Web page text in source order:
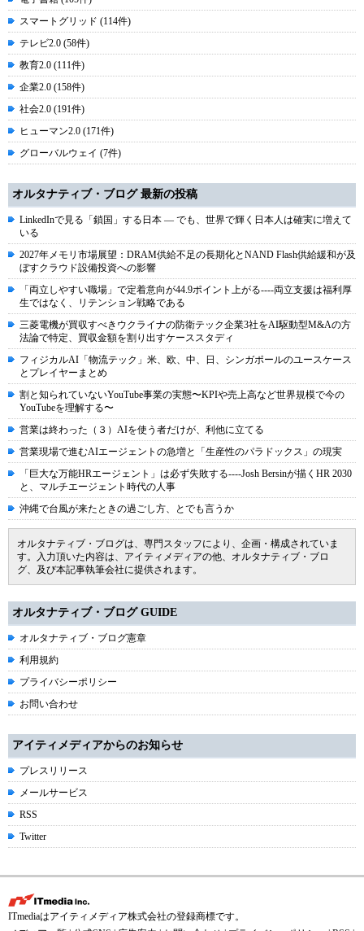
スマートグリッド (114件)
テレビ2.0 (58件)
教育2.0 (111件)
企業2.0 (158件)
社会2.0 (191件)
ヒューマン2.0 (171件)
グローバルウェイ (7件)
オルタナティブ・ブログ 最新の投稿
LinkedInで見る「鎖国」する日本 ― でも、世界で輝く日本人は確実に増えて
いる
2027年メモリ市場展望：DRAM供給不足の長期化とNAND Flash供給緩和が及
ぼすクラウド設備投資への影響
「両立しやすい職場」で定着意向が44.9ポイント上がる----両立支援は福利厚
生ではなく、リテンション戦略である
三菱電機が買収すべきウクライナの防衛テック企業3社をAI駆動型M&Aの方
法論で特定、買収金額を割り出すケーススタディ
フィジカルAI「物流テック」米、欧、中、日、シンガポールのユースケース
とプレイヤーまとめ
割と知られていないYouTube事業の実態〜KPIや売上高など世界規模で今の
YouTubeを理解する〜
営業は終わった（３）AIを使う者だけが、利他に立てる
営業現場で進むAIエージェントの急増と「生産性のパラドックス」の現実
「巨大な万能HRエージェント」は必ず失敗する----Josh Bersinが描くHR 2030
と、マルチエージェント時代の人事
沖縄で台風が来たときの過ごし方、とでも言うか
オルタナティブ・ブログは、専門スタッフにより、企画・構成されていま
す。入力頂いた内容は、アイティメディアの他、オルタナティブ・ブロ
グ、及び本記事執筆会社に提供されます。
オルタナティブ・ブログ GUIDE
オルタナティブ・ブログ憲章
利用規約
プライバシーポリシー
お問い合わせ
アイティメディアからのお知らせ
プレスリリース
メールサービス
RSS
Twitter
ITmediaはアイティメディア株式会社の登録商標です。